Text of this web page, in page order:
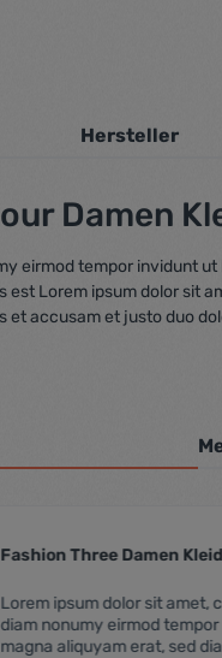
Hersteller
Damen
eirmod tempor invidunt
Lorem ipsum dolor
accusam et justo duo
Fashion Three Damen Kleid
Lorem ipsum dolor sit amet,
diam nonumy eirmod
magna aliquyam erat, sed